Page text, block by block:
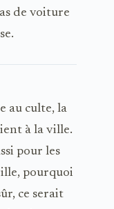
de voiture
au culte, la
à la ville.
pour les
pourquoi
ce serait